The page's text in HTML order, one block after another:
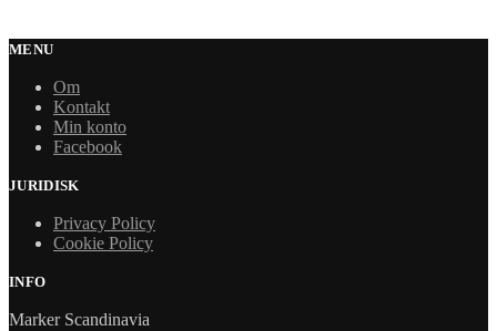
MENU
Om
Kontakt
Min konto
Facebook
JURIDISK
Privacy Policy
Cookie Policy
INFO
Marker Scandinavia